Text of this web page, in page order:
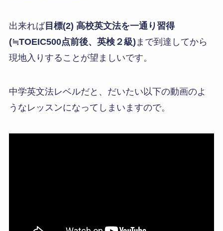
出来れば目標(2) 高校英文法を一通り習得
(≒TOEIC500点前後、英検２級) まで到達してから
現地入りすることが望ましいです。
中学英文法レベルだと、だいたい以下の動画のよ
うなレッスンになってしまいますので。